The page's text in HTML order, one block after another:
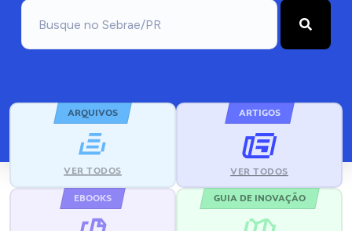
ARQUIVOS
VER TODOS
ARTIGOS
VER TODOS
EBOOKS GUIA DE INOVAÇÃO